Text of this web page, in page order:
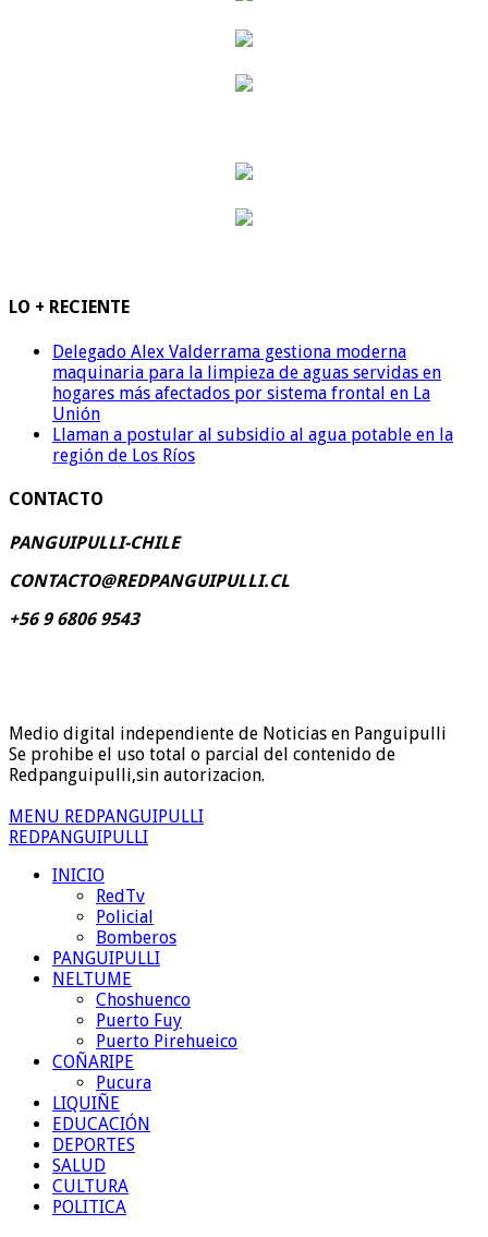
LO + RECIENTE
Delegado Alex Valderrama gestiona moderna
maquinaria para la limpieza de aguas servidas en
hogares más afectados por sistema frontal en La
Unión
Llaman a postular al subsidio al agua potable en la
región de Los Ríos
CONTACTO
PANGUIPULLI-CHILE
CONTACTO@REDPANGUIPULLI.CL
+56 9 6806 9543
Medio digital independiente de Noticias en Panguipulli
Se prohibe el uso total o parcial del contenido de
Redpanguipulli,sin autorizacion.
MENU REDPANGUIPULLI
REDPANGUIPULLI
INICIO
RedTv
Policial
Bomberos
PANGUIPULLI
NELTUME
Choshuenco
Puerto Fuy
Puerto Pirehueico
COÑARIPE
Pucura
LIQUIÑE
EDUCACIÓN
DEPORTES
SALUD
CULTURA
POLITICA